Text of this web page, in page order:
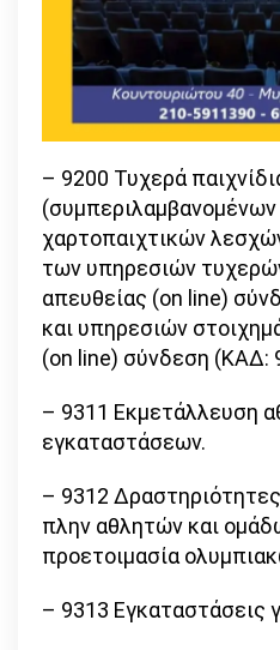
– 9200 Τυχερά
(συμπεριλαμβανομένων
χαρτοπαιχτικών
των υπηρεσιών
απευθείας (on line)
και υπηρεσιών
(on line) σύνδεση (ΚΑΔ:
– 9311 Εκμετάλλευση
εγκαταστάσεων.
– 9312
πλην αθλητών και
προετοιμασία
– 9313 Εγκαταστάσεις